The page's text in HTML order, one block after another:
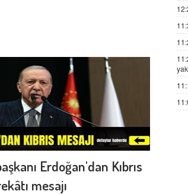
Erdoğan'dan Kıbrıs
mesajı